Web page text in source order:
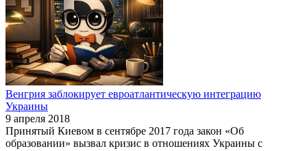
Венгрия заблокирует евроатлантическую интеграцию
Украины
9 апреля 2018
Принятый Киевом в сентябре 2017 года закон «Об
образовании» вызвал кризис в отношениях Украины с